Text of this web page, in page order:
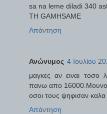
sa na leme diladi 340
TH GAMHSAME
Απάντηση
Ανώνυμος 4 Ιουλίου
μαγκες αν ειναι τοσο
πανω απο
οσοι τους ψηφισαν
Απάντηση